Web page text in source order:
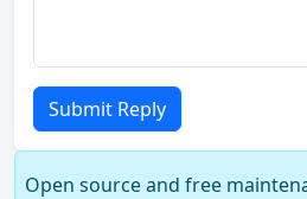
Submit Reply
Open source and free